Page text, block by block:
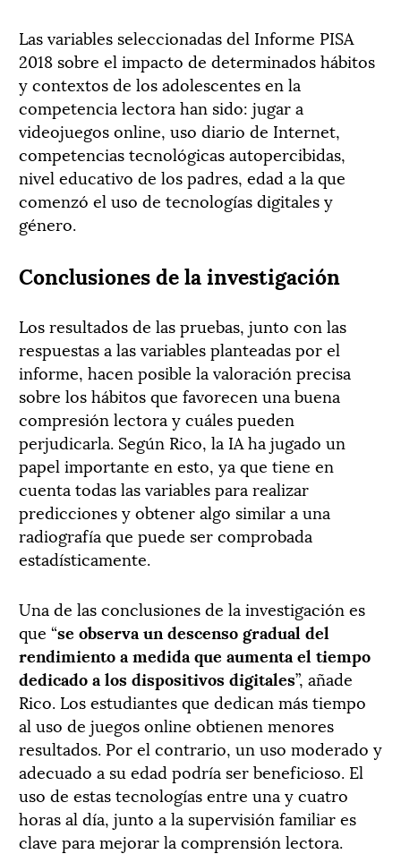
Las variables seleccionadas del Informe PISA
2018 sobre el impacto de determinados hábitos
y contextos de los adolescentes en la
competencia lectora han sido: jugar a
videojuegos online, uso diario de Internet,
competencias tecnológicas autopercibidas,
nivel educativo de los padres, edad a la que
comenzó el uso de tecnologías digitales y
género.
Conclusiones de la investigación
Los resultados de las pruebas, junto con las
respuestas a las variables planteadas por el
informe, hacen posible la valoración precisa
sobre los hábitos que favorecen una buena
compresión lectora y cuáles pueden
perjudicarla. Según Rico, la IA ha jugado un
papel importante en esto, ya que tiene en
cuenta todas las variables para realizar
predicciones y obtener algo similar a una
radiografía que puede ser comprobada
estadísticamente.
Una de las conclusiones de la investigación es
que “se observa un descenso gradual del
rendimiento a medida que aumenta el tiempo
dedicado a los dispositivos digitales”, añade
Rico. Los estudiantes que dedican más tiempo
al uso de juegos online obtienen menores
resultados. Por el contrario, un uso moderado y
adecuado a su edad podría ser beneficioso. El
uso de estas tecnologías entre una y cuatro
horas al día, junto a la supervisión familiar es
clave para mejorar la comprensión lectora.